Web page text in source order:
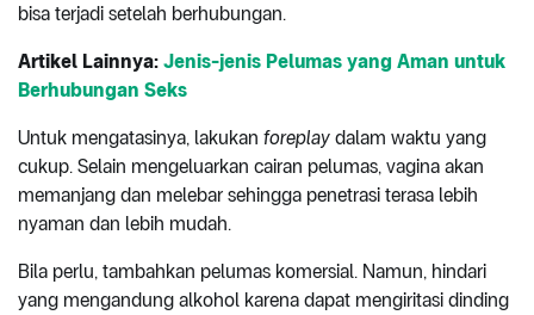
bisa terjadi setelah berhubungan.
Artikel Lainnya: Jenis-jenis Pelumas yang Aman untuk
Berhubungan Seks
Untuk mengatasinya, lakukan foreplay dalam waktu yang
cukup. Selain mengeluarkan cairan pelumas, vagina akan
memanjang dan melebar sehingga penetrasi terasa lebih
nyaman dan lebih mudah.
Bila perlu, tambahkan pelumas komersial. Namun, hindari
yang mengandung alkohol karena dapat mengiritasi dinding